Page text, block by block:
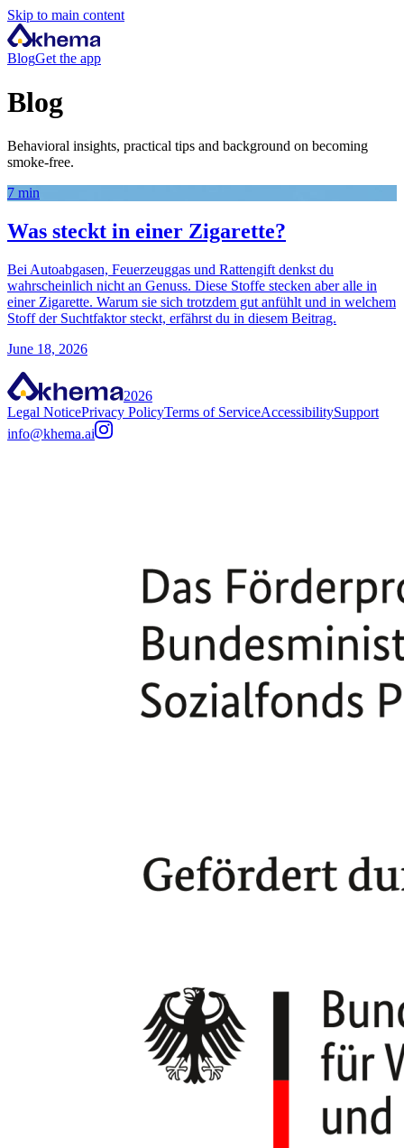
Skip to main content
BlogGet the app
Blog
Behavioral insights, practical tips and background on becoming
smoke-free.
7 min
Was steckt in einer Zigarette?
Bei Autoabgasen, Feuerzeuggas und Rattengift denkst du
wahrscheinlich nicht an Genuss. Diese Stoffe stecken aber alle in
einer Zigarette. Warum sie sich trotzdem gut anfühlt und in welchem
Stoff der Suchtfaktor steckt, erfährst du in diesem Beitrag.
June 18, 2026
2026
Legal NoticePrivacy PolicyTerms of ServiceAccessibilitySupport
info@khema.ai